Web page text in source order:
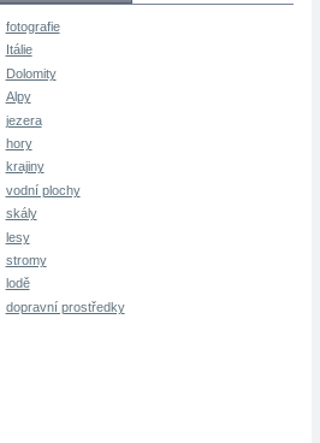
fotografie
Itálie
Dolomity
Alpy
jezera
hory
krajiny
vodní plochy
skály
lesy
stromy
lodě
dopravní prostředky